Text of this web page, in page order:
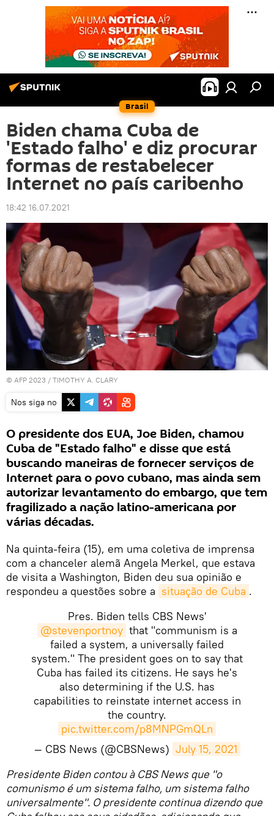
Brasil
Biden chama Cuba de
'Estado falho' e diz procurar
formas de restabelecer
Internet no país caribenho
18:42 16.07.2021
© AFP 2023 / TIMOTHY A. CLARY
Nos siga no
O presidente dos EUA, Joe Biden, chamou
Cuba de "Estado falho" e disse que está
buscando maneiras de fornecer serviços de
Internet para o povo cubano, mas ainda sem
autorizar levantamento do embargo, que tem
fragilizado a nação latino-americana por
várias décadas.
Na quinta-feira (15), em uma coletiva de imprensa
com a chanceler alemã Angela Merkel, que estava
de visita a Washington, Biden deu sua opinião e
respondeu a questões sobre a situação de Cuba .
Pres. Biden tells CBS News'
@stevenportnoy that "communism is a
failed a system, a universally failed
system." The president goes on to say that
Cuba has failed its citizens. He says he's
also determining if the U.S. has
capabilities to reinstate internet access in
the country.
pic.twitter.com/p8MNPGmQLn
— CBS News (@CBSNews) July 15, 2021
Presidente Biden contou à CBS News que "o
comunismo é um sistema falho, um sistema falho
universalmente". O presidente continua dizendo que